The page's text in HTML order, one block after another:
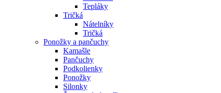
Tepláky
Tričká
Nátelníky
Tričká
Ponožky a pančuchy
Kamašle
Pančuchy
Podkolienky
Ponožky
Silonky